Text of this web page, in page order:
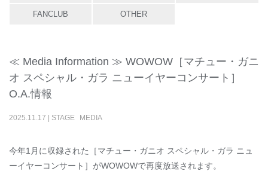
FANCLUB OTHER
≪ Media Information ≫ WOWOW［マチュー・ガニ
オ スペシャル・ガラ ニューイヤーコンサート］
O.A.情報
2025.11.17 STAGE MEDIA
今年1 月に収録された［マチュー・ガニオ スペシャル・ガラ ニュ
ーイヤーコンサート］がWOWOWで再度放送されます。